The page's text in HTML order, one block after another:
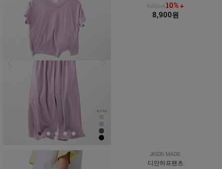
9,800원 10% ↓
8,900원
디안하프팬츠